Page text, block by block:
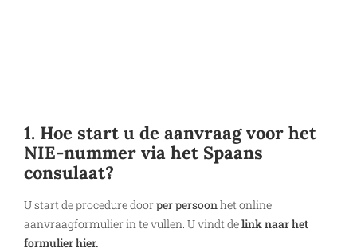
1. Hoe start u de aanvraag voor het
NIE-nummer via het Spaans
consulaat?
U start de procedure doorper persoon het online
aanvraagformulier in te vullen. U vindt delink naar het
formulier hier.